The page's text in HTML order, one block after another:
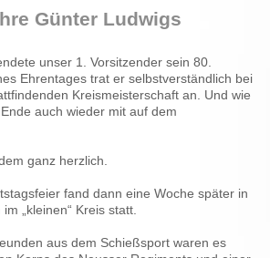
Günter Ludwigs
unser 1. Vorsitzender sein 80.
Ehrentages trat er selbstverständlich bei
Kreismeisterschaft an. Und wie
auch wieder mit auf dem
ganz herzlich.
fand dann eine Woche später in
„kleinen“ Kreis statt.
aus dem Schießsport waren es